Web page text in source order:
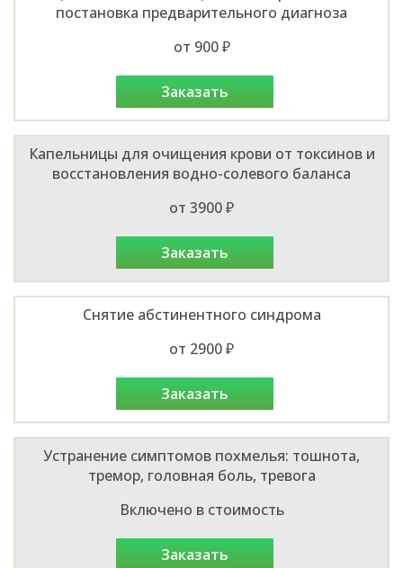
постановка предварительного диагноза
от 900 ₽
заказать
Капельницы для очищения крови от токсинов и
восстановления водно-солевого баланса
от 3900 ₽
заказать
Снятие абстинентного синдрома
от 2900 ₽
заказать
Устранение симптомов похмелья: тошнота,
тремор, головная боль, тревога
Включено в стоимость
заказать